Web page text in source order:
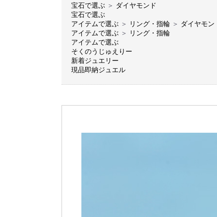
宝石で選ぶ ＞ ダイヤモンド
宝石で選ぶ
アイテムで選ぶ ＞ リング・指輪 ＞ ダイヤモン
アイテムで選ぶ ＞
リング・指輪
アイテムで選ぶ
そくのうじゅえりー
新着ジュエリー
現品即納ジュエル